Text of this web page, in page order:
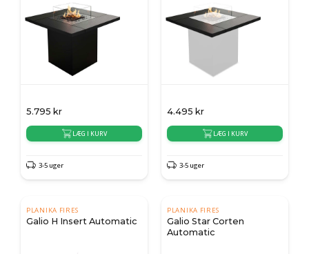
5.795 kr
LÆG I KURV
3-5 uger
4.495 kr
LÆG I KURV
3-5 uger
PLANIKA FIRES
Galio H Insert Automatic
PLANIKA FIRES
Galio Star Corten
Automatic